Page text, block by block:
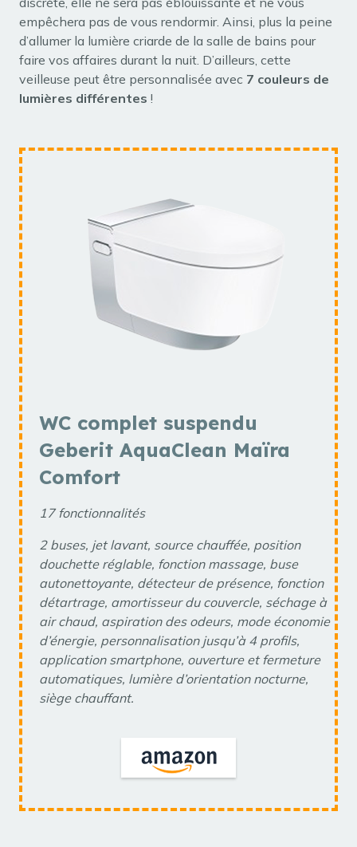
empêchera pas de vous rendormir. Ainsi, plus la peine
d’allumer la lumière criarde de la salle de bains pour
faire vos affaires durant la nuit. D’ailleurs, cette
veilleuse peut être personnalisée avec 7 couleurs de
lumières différentes !
WC complet suspendu
Geberit AquaClean Maïra
Comfort
17 fonctionnalités
2 buses, jet lavant, source chauffée, position
douchette réglable, fonction massage, buse
autonettoyante, détecteur de présence, fonction
détartrage, amortisseur du couvercle, séchage à
air chaud, aspiration des odeurs, mode économie
d’énergie, personnalisation jusqu’à 4 profils,
application smartphone, ouverture et fermeture
automatiques, lumière d’orientation nocturne,
siège chauffant.